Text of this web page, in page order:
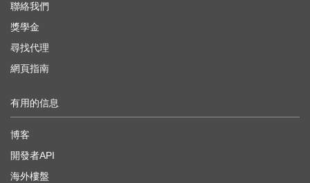
聯絡我們
獎學金
尋找代理
網頁指南
有用的信息
博客
開發者API
海外樓盤